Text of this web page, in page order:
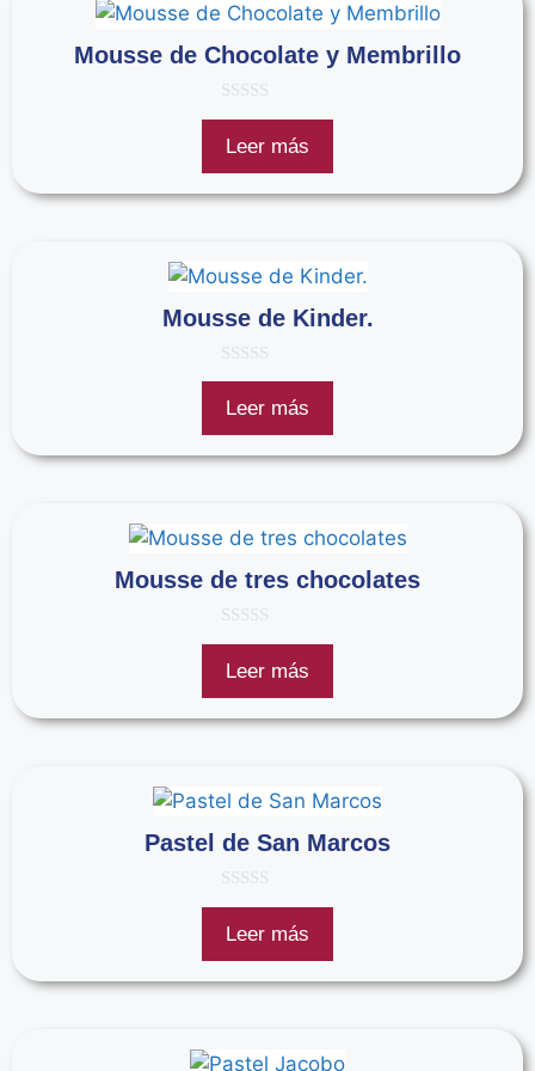
Mousse de Chocolate y Membrillo
0
eLeer más
Mousse de Kinder.
0
eLeer más
Mousse de tres chocolates
0
eLeer más
Pastel de San Marcos
0
eLeer más